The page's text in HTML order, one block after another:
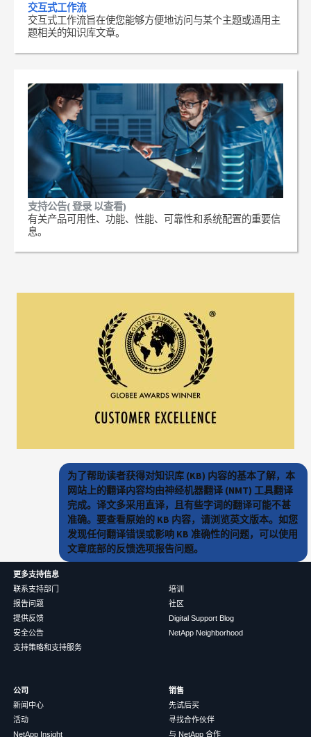
交互式工作流
交互式工作流旨在使您能够方便地访问与某个主题或通用主
题相关的知识库文章。
支持公告( 登录 以查看)
有关产品可用性、功能、性能、可靠性和系统配置的重要信
息。
为了帮助读者获得对知识库 (KB) 内容的基本了解，本
网站上的翻译内容均由神经机器翻译 (NMT) 工具翻译
完成。译文多采用直译，且有些字词的翻译可能不甚
准确。要查看原始的 KB 内容，请浏览英文版本。如您
发现任何翻译错误或影响 KB 准确性的问题，可以使用
文章底部的反馈选项报告问题。
更多支持信息
联系支持部门
报告问题
提供反馈
安全公告
支持策略和支持服务
培训
社区
Digital Support Blog
NetApp Neighborhood
公司
新闻中心
活动
NetApp Insight
销售
先试后买
寻找合作伙伴
与 NetApp 合作